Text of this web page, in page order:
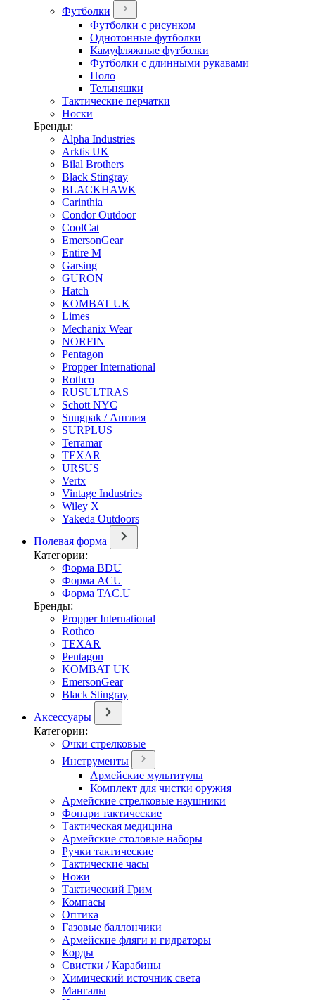
Футболки
Футболки с рисунком
Однотонные футболки
Камуфляжные футболки
Футболки с длинными рукавами
Поло
Тельняшки
Тактические перчатки
Носки
Бренды:
Alpha Industries
Arktis UK
Bilal Brothers
Black Stingray
BLACKHAWK
Carinthia
Condor Outdoor
CoolCat
EmersonGear
Entire M
Garsing
GURON
Hatch
KOMBAT UK
Limes
Mechanix Wear
NORFIN
Pentagon
Propper International
Rothco
RUSULTRAS
Schott NYC
Snugpak / Англия
SURPLUS
Terramar
TEXAR
URSUS
Vertx
Vintage Industries
Wiley X
Yakeda Outdoors
Полевая форма
Категории:
Форма BDU
Форма ACU
Форма TAC.U
Бренды:
Propper International
Rothco
TEXAR
Pentagon
KOMBAT UK
EmersonGear
Black Stingray
Аксессуары
Категории:
Очки стрелковые
Инструменты
Армейские мультитулы
Комплект для чистки оружия
Армейские стрелковые наушники
Фонари тактические
Тактическая медицина
Армейские столовые наборы
Ручки тактические
Тактические часы
Ножи
Тактический Грим
Компасы
Оптика
Газовые баллончики
Армейские фляги и гидраторы
Корды
Свистки / Карабины
Химический источник света
Мангалы